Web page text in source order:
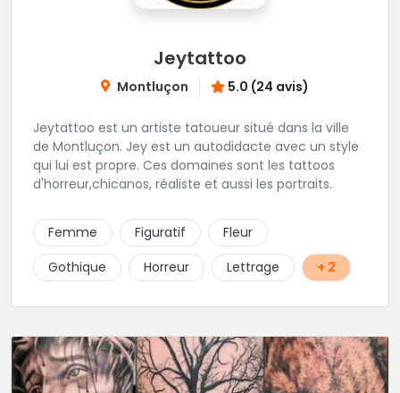
Jeytattoo
Montluçon 5.0 (24 avis)
Jeytattoo est un artiste tatoueur situé dans la ville
de Montluçon. Jey est un autodidacte avec un style
qui lui est propre. Ces domaines sont les tattoos
d'horreur,chicanos, réaliste et aussi les portraits.
Femme Figuratif
Fleur
Gothique
Horreur Lettrage + 2